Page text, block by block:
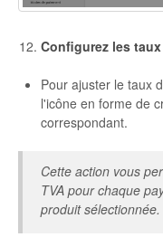
Configurez les
Pour ajuster le taux
l'icône en forme de
correspondant.
Cette action vous
TVA pour chaque
produit sélectionnée.